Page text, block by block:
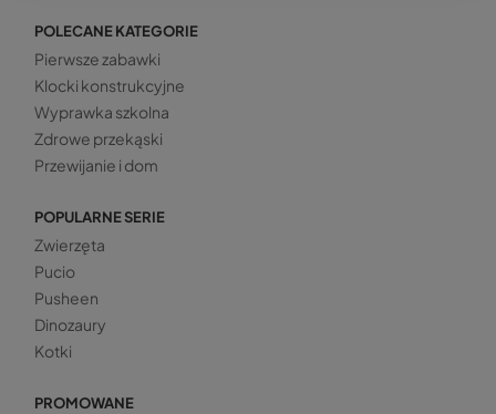
POLECANE KATEGORIE
Pierwsze zabawki
Klocki konstrukcyjne
Wyprawka szkolna
Zdrowe przekąski
Przewijanie i dom
POPULARNE SERIE
Zwierzęta
Pucio
Pusheen
Dinozaury
Kotki
PROMOWANE